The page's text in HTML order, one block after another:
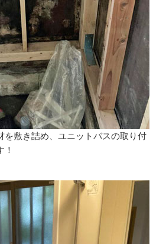
を敷き詰め、ユニットバスの取り付